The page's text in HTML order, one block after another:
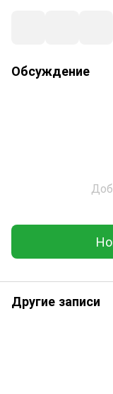
Обсуждение
Другие записи